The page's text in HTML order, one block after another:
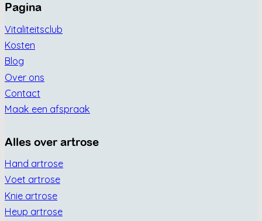
Pagina
Vitaliteitsclub
Kosten
Blog
Over ons
Contact
Maak een afspraak
Alles over artrose
Hand artrose
Voet artrose
Knie artrose
Heup artrose